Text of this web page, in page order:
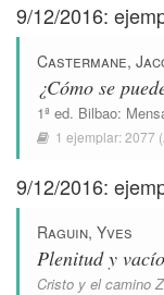
9/12/2016:
Castermane,
¿Cómo se
1ª ed. Bilbao:
1 ejemplar:2077
9/12/2016:
Raguin, Yves
Plenitud y vacío
Cristo y el camino